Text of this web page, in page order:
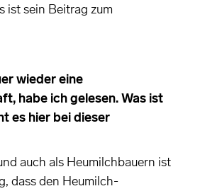
ist sein Beitrag zum
wieder eine
habe ich gelesen. Was ist
es hier bei dieser
auch als Heumilchbauern ist
dass den Heumilch-